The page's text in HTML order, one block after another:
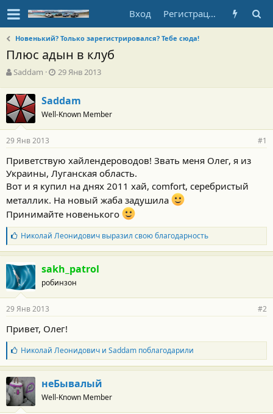
Вход Регистрация
Новенький? Только зарегистрировался? Тебе сюда!
Плюс адын в клуб
А
т
о
р
т
е
м
ы
Saddam
Д
а
н
а
л
а
29 Янв 2013
Saddam
Well-Known Member
29 Янв 2013 #1
Приветствую хайлендероводов! Звать меня Олег, я из
Украины, Луганская область.
Вот и я купил на днях 2011 хай, comfort, серебристый
металлик. На новый жаба задушила
Принимайте новенького
Б
л
а
г
о
д
а
н
с
т
и
:
Николай Леонидовичвыразил свою благодарность
sakh_patrol
робинзон
29 Янв 2013 #2
Привет, Олег!
Б
л
а
г
о
д
а
Николай Леонидовичи Saddamпоблагодарили
неБывалый
Well-Known Member